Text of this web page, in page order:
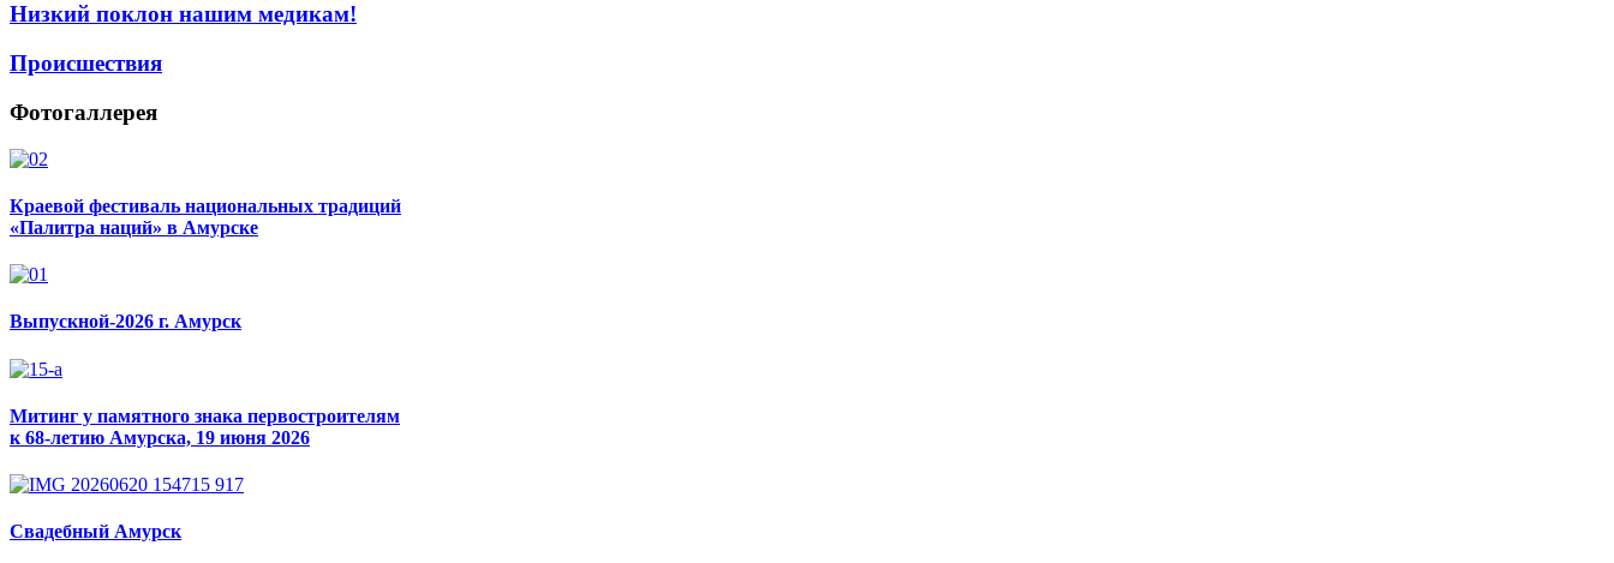
Низкий поклон нашим медикам!
Происшествия
Фотогаллерея
Краевой фестиваль национальных традиций
«Палитра наций» в Амурске
Выпускной-2026 г. Амурск
Митинг у памятного знака первостроителям
к 68-летию Амурска, 19 июня 2026
Свадебный Амурск